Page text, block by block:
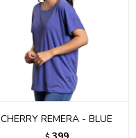
CHERRY REMERA - BLUE